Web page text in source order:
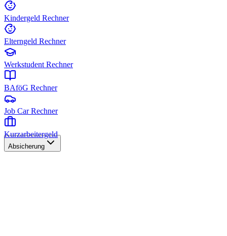
Kindergeld Rechner
Elterngeld Rechner
Werkstudent Rechner
BAföG Rechner
Job Car Rechner
Kurzarbeitergeld
Absicherung